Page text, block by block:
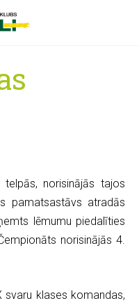
norisinājās tajos
pamatsastāvs atradās
lēmumu piedalīties
norisinājās 4.
klases komandas,